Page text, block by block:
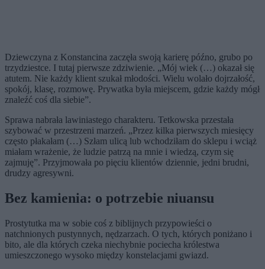
Dziewczyna z Konstancina zaczęła swoją karierę późno, grubo po
trzydziestce. I tutaj pierwsze zdziwienie. „Mój wiek (…) okazał się
atutem. Nie każdy klient szukał młodości. Wielu wolało dojrzałość,
spokój, klasę, rozmowę. Prywatka była miejscem, gdzie każdy mógł
znaleźć coś dla siebie”.
Sprawa nabrała lawiniastego charakteru. Tetkowska przestała
szybować w przestrzeni marzeń. „Przez kilka pierwszych miesięcy
często płakałam (…) Szłam ulicą lub wchodziłam do sklepu i wciąż
miałam wrażenie, że ludzie patrzą na mnie i wiedzą, czym się
zajmuję”. Przyjmowała po pięciu klientów dziennie, jedni brudni,
drudzy agresywni.
Bez kamienia: o potrzebie niuansu
Prostytutka ma w sobie coś z biblijnych przypowieści o
natchnionych pustynnych, nędzarzach. O tych, których poniżano i
bito, ale dla których czeka niechybnie pociecha królestwa
umieszczonego wysoko między konstelacjami gwiazd.